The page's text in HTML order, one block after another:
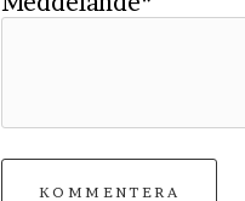
KOMMENTERA